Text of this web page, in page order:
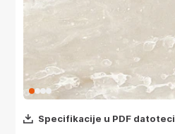
Specifikacije u PDF datoteci